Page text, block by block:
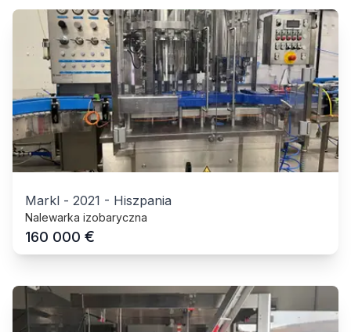
Markl - 2021 - Hiszpania
Nalewarka izobaryczna
160 000 €